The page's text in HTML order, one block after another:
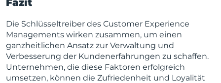
Fazit
Die Schlüsseltreiber des Customer Experience
Managements wirken zusammen, um einen
ganzheitlichen Ansatz zur Verwaltung und
Verbesserung der Kundenerfahrungen zu schaffen.
Unternehmen, die diese Faktoren erfolgreich
umsetzen, können die Zufriedenheit und Loyalität